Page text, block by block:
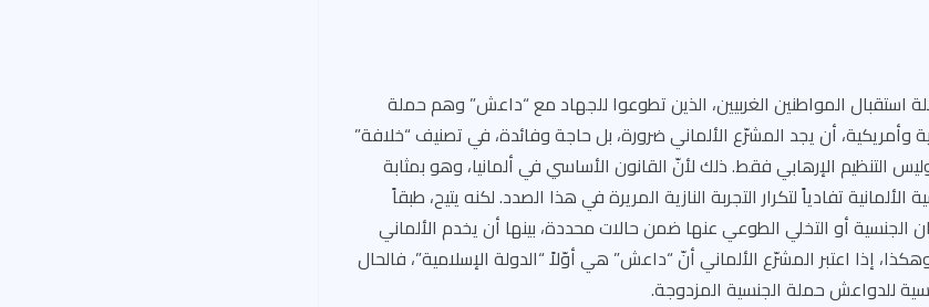
المواطنين الغربيين، الذين تطوعوا للجهاد مع “داعش” وهم حملة
وأمريكية، أن يجد المشرّع الألماني ضرورة، بل حاجة وفائدة، في تصنيف “خلافة”
التنظيم الإرهابي فقط. ذلك لأنّ القانون الأساسي في ألمانيا، وهو بمثابة
تفادياً لتكرار التجربة النازية المريرة في هذا الصدد. لكنه يتيح، طبقاً
إمكانية فقدان الجنسية أو التخلي الطوعي عنها ضمن حالات محددة، بينها أن يخدم الألماني
إذا اعتبر المشرّع الألماني أنّ “داعش” هي أوّلاً “الدولة الإسلامية”، فالحال
للدواعش حملة الجنسية المزدوجة.